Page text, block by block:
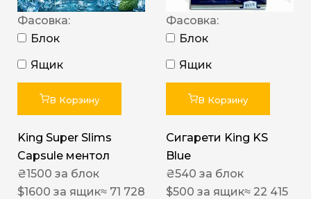
Фасовка:
Блок
Ящик
В Корзину
King Super Slims
Capsule ментол
₴1500 за блок
$1600 за ящик≈ 71 728
Фасовка:
Блок
Ящик
В Корзину
Сигарети King KS
Blue
₴540 за блок
$500 за ящик≈ 22 415